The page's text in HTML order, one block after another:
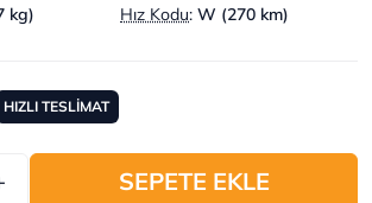
kg) Hız Kodu: W (270 km)
HIZLI TESLİMAT
SEPETE EKLE